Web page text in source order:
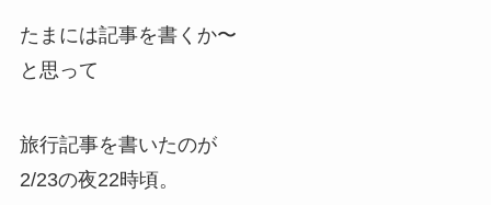
たまには記事を書くか〜
と思って
旅行記事を書いたのが
2/23の夜22時頃。